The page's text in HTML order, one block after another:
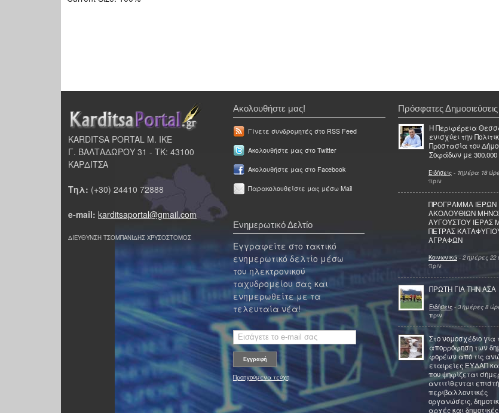
KARDITSA PORTAL Μ. ΙΚΕ
Γ. ΒΑΛΤΑΔΩΡΟΥ 31 - ΤΚ: 43100
ΚΑΡΔΙΤΣΑ
Τηλ: (+30) 24410 72888
e-mail: karditsaportal@gmail.com
ΔΙΕΥΘΥΝΣΗ ΤΣΟΜΠΑΝΙΔΗΣ ΧΡΥΣΟΣΤΟΜΟΣ
Ακολουθήστε μας!
Γίνετε συνδρομητές στο RSS Feed
Ακολουθήστε μας στο Twitter
Ακολουθήστε μας στο Facebook
Παρακολουθείστε μας μέσω Mail
Ενημερωτικό Δελτίο
Εγγραφείτε στο τακτικό
ενημερωτικό δελτίο μέσω
του ηλεκτρονικού
ταχυδρομείου σας και
ενημερωθείτε με τα
τελευταία νέα!
Προηγούμενα τεύχη
Πρόσφατες Δημοσιεύσεις
Η Περιφέρεια
ενισχύει την
Προστασία του
Σοφάδων με 300.000
Ειδήσεις - 1ημέρα 18
πριν
ΠΡΟΓΡΑΜΜΑ ΙΕΡΩΝ
ΑΚΟΛΟΥΘΙΩΝ
ΑΥΓΟΥΣΤΟΥ ΙΕΡΑΣ
ΠΕΤΡΑΣ
ΑΓΡΑΦΩΝ
Κοινωνικά - 2 ημέρες 22
πριν
ΠΡΩΤΗ ΓΙΑ ΤΗΝ ΑΣΑ
Ειδήσεις - 3 ημέρες 8
πριν
Στο νομοσχέδιο για
απορρόφηση των
φορέων από τις
εταιρείες ΕΥΔΑΠ
που ψηφίζεται
αντιτίθενται
περιβαλλοντικές
οργανώσεις,
αρχές και δημοτικές